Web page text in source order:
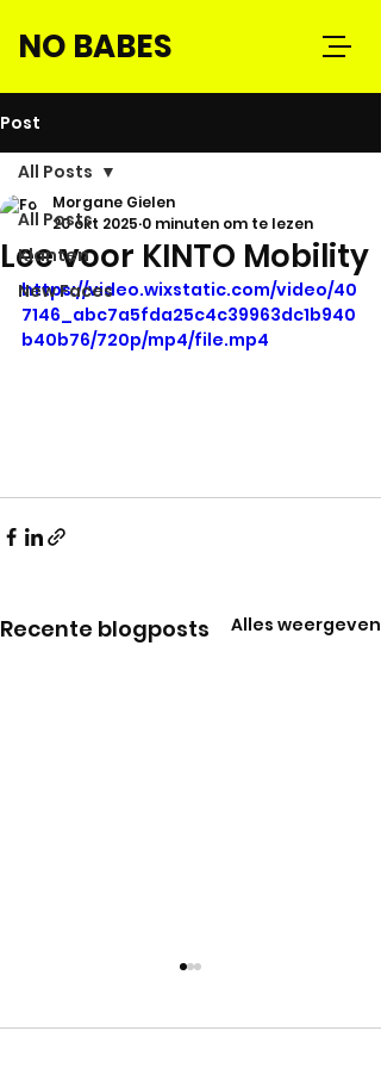
NO BABES
Post
All Posts
Klanten
New Faces
All Posts
Lee voor KINTO Mobility
Morgane Gielen
20 okt 2025 0 minuten om te lezen
https://video.wixstatic.com/video/40
7146_abc7a5fda25c4c39963dc1b940
b40b76/720p/mp4/file.mp4
Recente blogposts Alles weergeven